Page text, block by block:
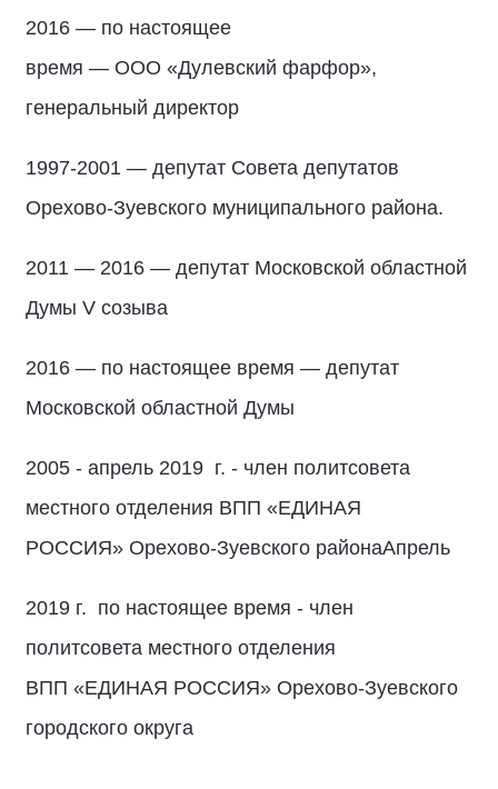
2016 — по настоящее
время — ООО «Дулевский фарфор»,
генеральный ди⁠ректор
1997-2001 — депутат Совета депутатов
Орехово-Зуевского муниципального района.
2011 — 2016 — депутат Московской областной
Думы V созыва
2016 — по настоящее время — депутат
Московской областной Думы
2005 - апрель 2019 г. - член политсовета
местного отделения ВПП «ЕДИНАЯ
РОССИЯ» Орехово-Зуевского районаАпрель
2019 г. по настоящее время - член
политсовета местного отделения
ВПП «ЕДИНАЯ РОССИЯ» Орехово-Зуевского
городского округа